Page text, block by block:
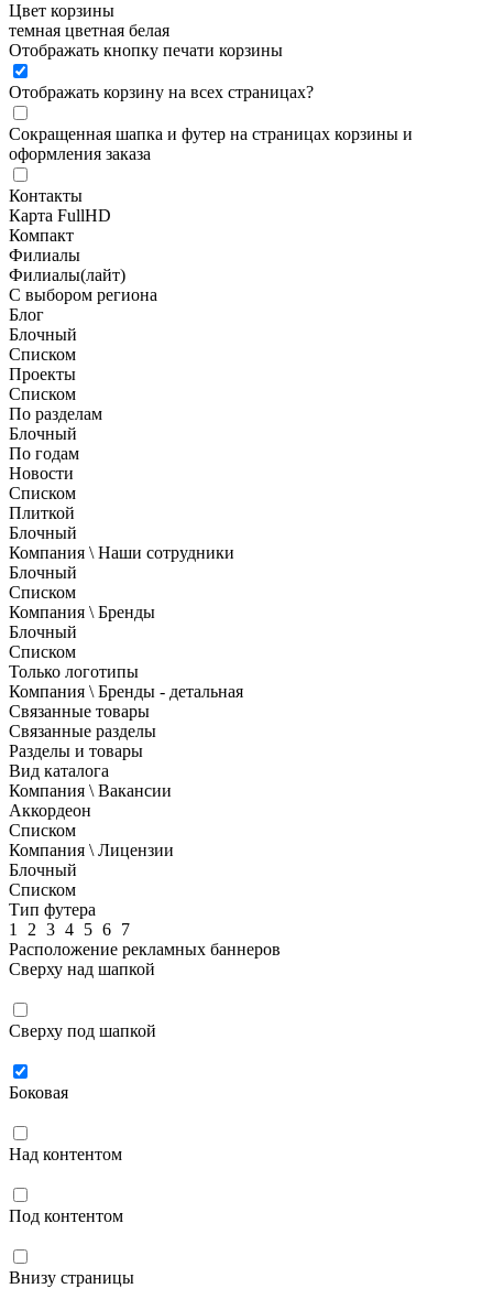
Цвет корзины
темная цветная белая
Отображать кнопку печати корзины
Отображать корзину на всех страницах?
Сокращенная шапка и футер на страницах корзины и
оформления заказа
Контакты
Карта FullHD
Компакт
Филиалы
Филиалы(лайт)
С выбором региона
Блог
Блочный
Списком
Проекты
Списком
По разделам
Блочный
По годам
Новости
Списком
Плиткой
Блочный
Компания \ Наши сотрудники
Блочный
Списком
Компания \ Бренды
Блочный
Списком
Только логотипы
Компания \ Бренды - детальная
Связанные товары
Связанные разделы
Разделы и товары
Вид каталога
Компания \ Вакансии
Аккордеон
Списком
Компания \ Лицензии
Блочный
Списком
Тип футера
1
2 3 4 5 6 7
Расположение рекламных баннеров
Сверху над шапкой
Сверху под шапкой
Боковая
Над контентом
Под контентом
Внизу страницы